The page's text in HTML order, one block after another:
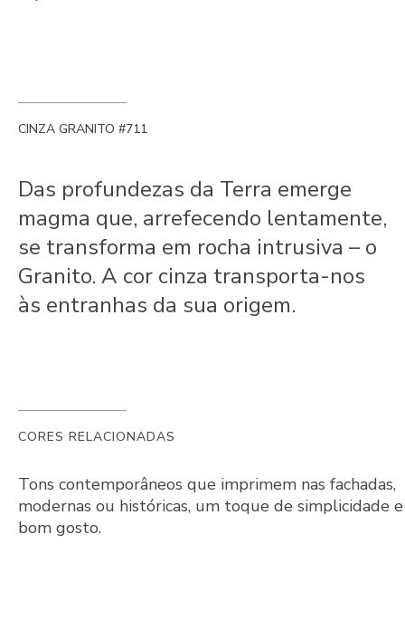
CINZA GRANITO #711
Das profundezas da Terra emerge
magma que, arrefecendo lentamente,
se transforma em rocha intrusiva – o
Granito. A cor cinza transporta-nos
às entranhas da sua origem.
CORES RELACIONADAS
Tons contemporâneos que imprimem nas fachadas,
modernas ou históricas, um toque de simplicidade e
bom gosto.